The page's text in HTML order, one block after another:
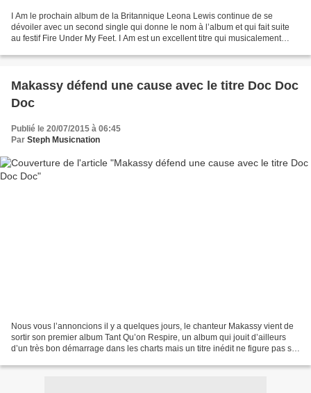
I Am le prochain album de la Britannique Leona Lewis continue de se
dévoiler avec un second single qui donne le nom à l’album et qui fait suite
au festif Fire Under My Feet. I Am est un excellent titre qui musicalement
Makassy défend une cause avec le titre Doc Doc
Doc
Publié le 20/07/2015 à 06:45
Par Steph Musicnation
Nous vous l’annoncions il y a quelques jours, le chanteur Makassy vient de
sortir son premier album Tant Qu’on Respire, un album qui jouit d’ailleurs
d’un très bon démarrage dans les charts mais un titre inédit ne figure pas sur